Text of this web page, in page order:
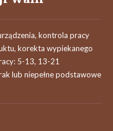
kontrola pracy
korekta wypiekanego
5-13, 13-21
lub niepełne podstawowe